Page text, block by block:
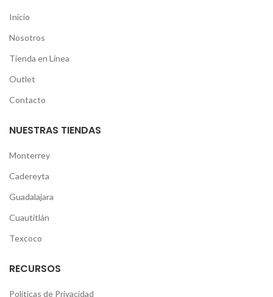
Inicio
Nosotros
Tienda en Línea
Outlet
Contacto
NUESTRAS TIENDAS
Monterrey
Cadereyta
Guadalajara
Cuautitlán
Texcoco
RECURSOS
Políticas de Privacidad